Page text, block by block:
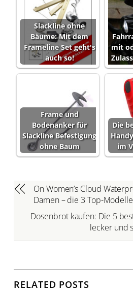
Slackline ohne
Bäume: Mit dem
Frameline Set geht's
auch so!
mit
Frame und
Bodenanker für
Slackline Befestigung
ohne Baum
Die
im
On Women’s Cloud
Damen – die 3 Top-Modelle
Dosenbrot kaufen: Die 5
lecker und
RELATED POSTS